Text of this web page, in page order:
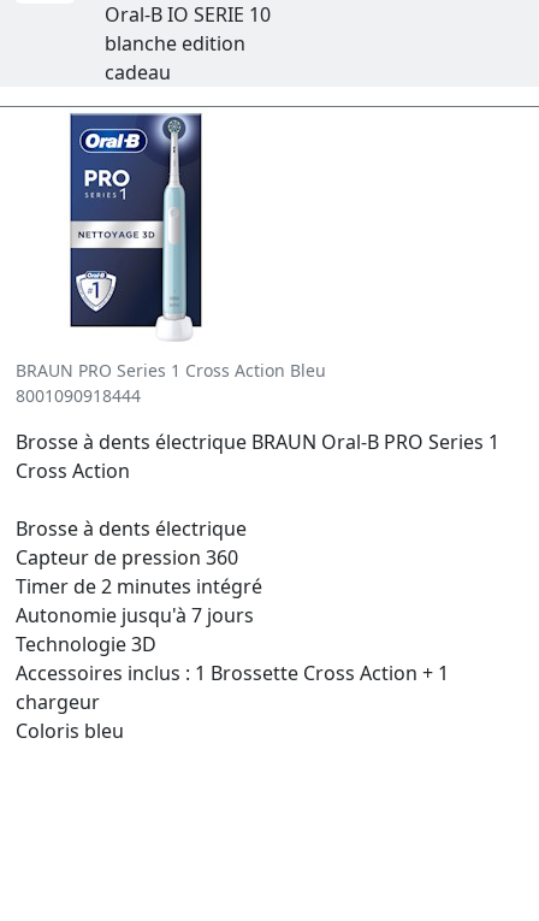
Oral-B IO SERIE 10
blanche edition
cadeau
BRAUN PRO Series 1 Cross Action Bleu
8001090918444
Brosse à dents électrique BRAUN Oral-B PRO Series 1
Cross Action
Brosse à dents électrique
Capteur de pression 360
Timer de 2 minutes intégré
Autonomie jusqu'à 7 jours
Technologie 3D
Accessoires inclus : 1 Brossette Cross Action + 1
chargeur
Coloris bleu